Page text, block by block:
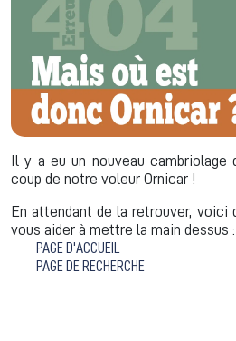
Il y a eu un nouveau cambriolage
coup de notre voleur Ornicar !
En attendant de la retrouver, voici
vous aider à mettre la main dessus :
PAGE D'ACCUEIL
PAGE DE RECHERCHE